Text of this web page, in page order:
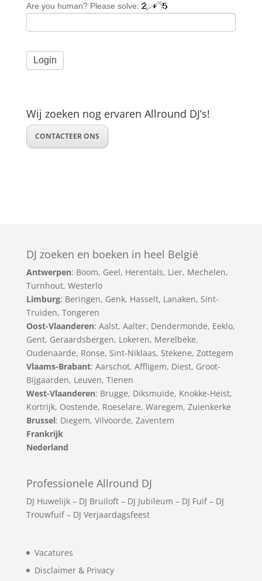
Are you human? Please solve:
Wij zoeken nog ervaren Allround DJ’s!
CONTACTEER ONS
DJ zoeken en boeken in heel België
Antwerpen: Boom, Geel, Herentals, Lier, Mechelen,
Turnhout, Westerlo
Limburg: Beringen, Genk, Hasselt, Lanaken, Sint-
Truiden, Tongeren
Oost-Vlaanderen: Aalst, Aalter, Dendermonde, Eeklo,
Gent, Geraardsbergen, Lokeren, Merelbeke,
Oudenaarde, Ronse, Sint-Niklaas, Stekene, Zottegem
Vlaams-Brabant: Aarschot, Affligem, Diest, Groot-
Bijgaarden, Leuven, Tienen
West-Vlaanderen: Brugge, Diksmuide, Knokke-Heist,
Kortrijk, Oostende, Roeselare, Waregem, Zuienkerke
Brussel: Diegem, Vilvoorde, Zaventem
Frankrijk
Nederland
Professionele Allround DJ
DJ Huwelijk– DJ Bruiloft– DJ Jubileum – DJ Fuif– DJ
Trouwfuif– DJ Verjaardagsfeest
Vacatures
Disclaimer & Privacy